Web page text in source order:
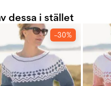
dessa i stället
-30%